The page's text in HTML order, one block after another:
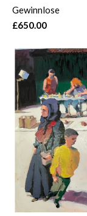
Gewinnlose
£650.00